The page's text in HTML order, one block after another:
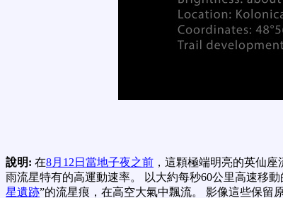
說明: 在8月12日當地子夜之前 ，這顆極端明亮的英仙
雨流星特有的高運動速率。 以大約每秒60公里高速移
星遺跡”的流星痕，在高空大氣中飄流。 影像這些保留